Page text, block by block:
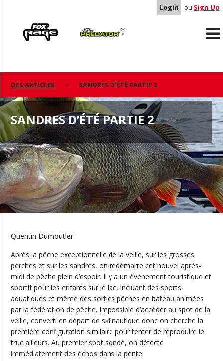
Login ou Sign Up
Predator
DES ARTICLES SANDRES D’ÉTÉ PARTIE 2
SANDRES D’ÉTÉ PARTIE 2
Quentin Dumoutier
Après la pêche exceptionnelle de la veille, sur les grosses
perches et sur les sandres, on redémarre cet nouvel après-
midi de pêche plein d’espoir. Il y a un évènement touristique et
sportif pour les enfants sur le lac, incluant des sports
aquatiques et même des sorties pêches en bateau animées
par la fédération de pêche. Impossible d’accéder au spot de la
veille, converti en départ de ski nautique donc on cherche la
première configuration similaire pour tenter de reproduire le
truc ailleurs. Au premier spot sondé, on détecte
immédiatement des échos dans la pente.